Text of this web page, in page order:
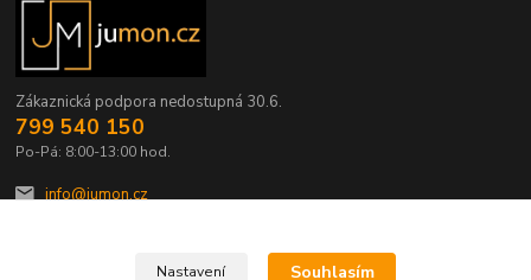
Zákaznická podpora nedostupná 30.6.
799 540 150
Po-Pá: 8:00-13:00 hod.
info@jumon.cz
Nastavení Souhlasím